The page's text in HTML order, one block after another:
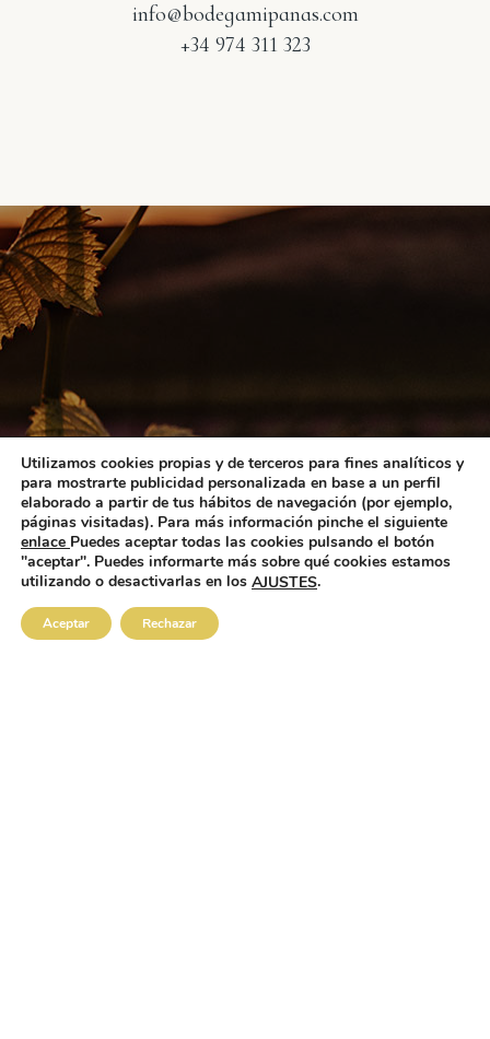
info@bodegamipanas.com
+34 974 311 323
ENVÍOS GRATIS A PARTIR DE 50€
Aviso Legal
Utilizamos cookies propias y de terceros para fines analíticos y
para mostrarte publicidad personalizada en base a un perfil
elaborado a partir de tus hábitos de navegación (por ejemplo,
páginas visitadas). Para más información pinche el siguiente
enlace Puedes aceptar todas las cookies pulsando el botón
"aceptar". Puedes informarte más sobre qué cookies estamos
utilizando o desactivarlas en los AJUSTES.
Aceptar Rechazar